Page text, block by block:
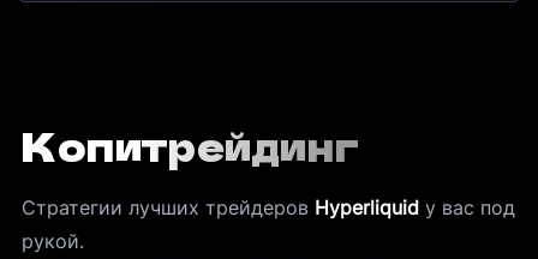
Копитрейдинг
Стратегии лучших трейдеров Hyperliquid у вас под
рукой.